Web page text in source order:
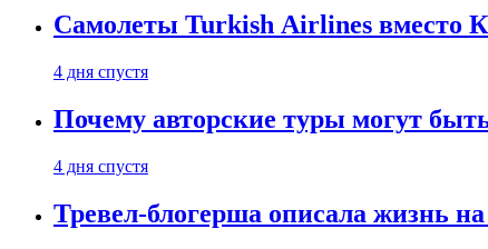
Самолеты Turkish Airlines вместо
4 дня спустя
Почему авторские туры могут
4 дня спустя
Тревел-блогерша описала жизнь